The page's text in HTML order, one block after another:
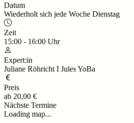
Datum
Wiederholt sich jede Woche Dienstag
Zeit
15:00 - 16:00 Uhr
Expert:in
Juliane Röhricht I Jules YoBa
Preis
ab 20,00 €
Nächste Termine
Loading map...